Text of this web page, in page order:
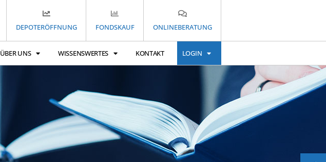
DEPOTERÖFFNUNG FONDSKAUF ONLINEBERATUNG
ÜBER UNS WISSENSWERTES KONTAKT LOGIN